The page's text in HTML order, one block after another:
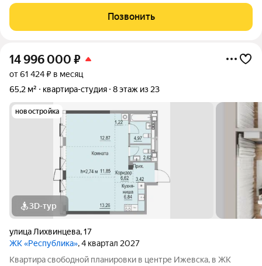
проживания. Была продумана каждая комната. В квартире
выполнен авторский ремонт в стиле
Позвонить
14 996 000 ₽
от 61 424 ₽ в месяц
65,2 м²
квартира-студия 8 этаж из 23
новостройка
3D-тур
улица Лихвинцева,17
ЖК «Республика», 4 квартал 2027
Квартира свободной планировки в центре Ижевска, в ЖК